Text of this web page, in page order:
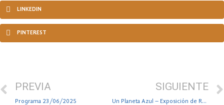
LINKEDIN
PINTEREST
PREVIA
Programa 23/06/2025
SIGUIENTE
Un Planeta Azul – Exposición de Romi Giorno